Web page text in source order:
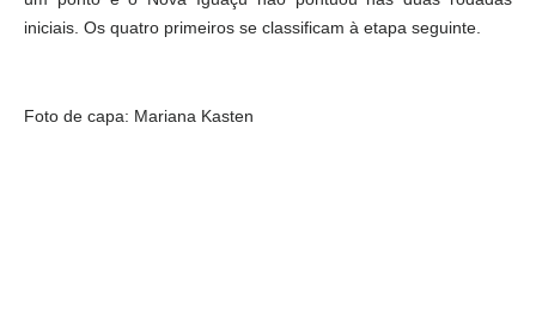
iniciais. Os quatro primeiros se classificam à etapa seguinte.
Foto de capa: Mariana Kasten